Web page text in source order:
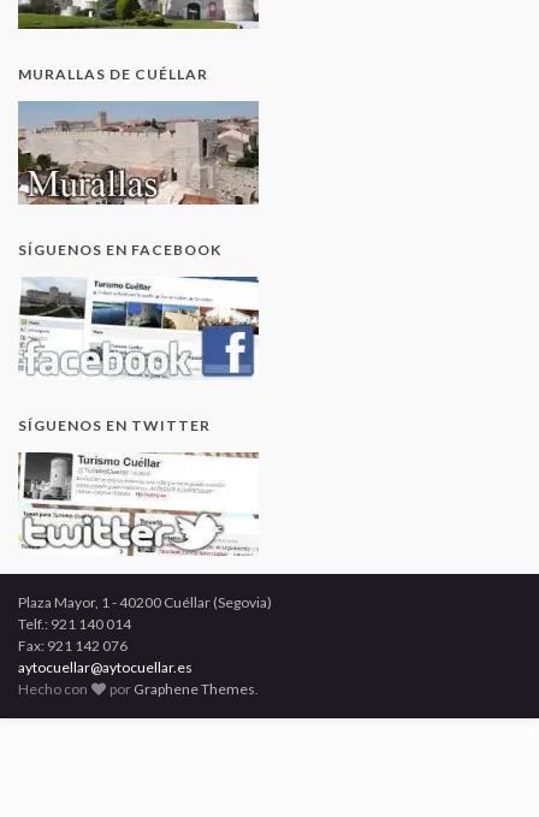
MURALLAS DE CUÉLLAR
SÍGUENOS EN FACEBOOK
SÍGUENOS EN TWITTER
Plaza Mayor, 1 - 40200 Cuéllar (Segovia)
Telf.: 921 140 014
Fax: 921 142 076
aytocuellar@aytocuellar.es
Hecho con
por Graphene Themes.